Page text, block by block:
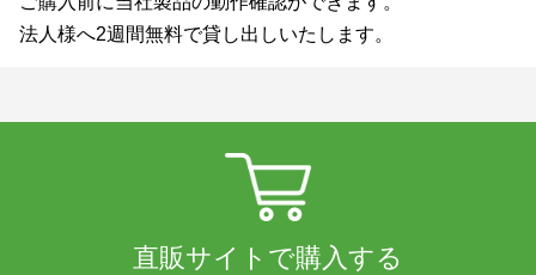
法人様へ2週間無料で貸し出しいたします。
直販サイトで購入する